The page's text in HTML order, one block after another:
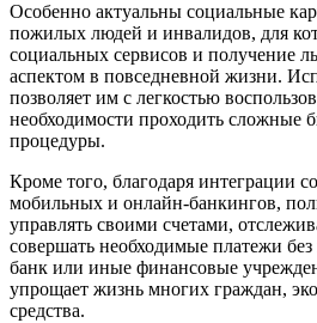
Особенно актуальны социальные
пожилых людей и инвалидов, для
социальных сервисов и получение
аспектом в повседневной жизни.
позволяет им с легкостью
необходимости проходить сложные
процедуры.
Кроме того, благодаря интеграции
мобильных и онлайн-банкингов,
управлять своими счетами,
совершать необходимые платежи
банк или иные финансовые
упрощает жизнь многих граждан,
средства.